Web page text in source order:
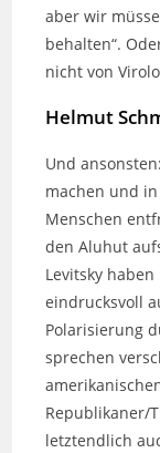
aber wir
behalten“.
nicht von
Helmut
Und
machen und
Menschen
den Aluhut
Levitsky haben
eindrucksvoll
Polarisierung
sprechen
Republikaner/
letztendlich